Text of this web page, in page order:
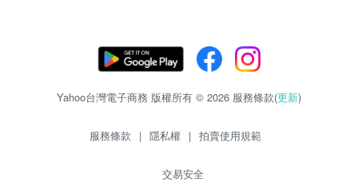
Yahoo台灣電子商務 版權所有 © 2026 服務條款(更新)
服務條款 | 隱私權 | 拍賣使用規範
交易安全